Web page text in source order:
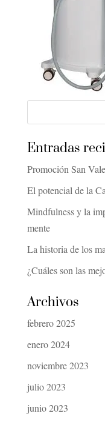
Entradas
Promoción San
El potencial de la
Mindfulness y la
mente
La historia de los
¿Cuáles son las
Archivos
febrero 2025
enero 2024
noviembre 2023
julio 2023
junio 2023